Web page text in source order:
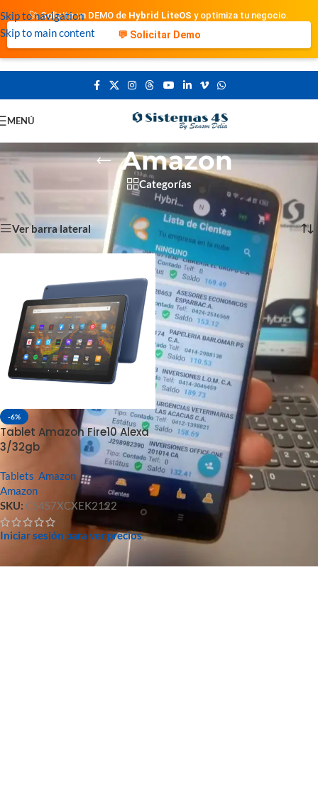
Skip to navigation
Skip to main content
🚀 Solicita un DEMO de Hybrid LiteOS y optimiza tu negocio.
💬 Solicitar Demo
MENÚ
Amazon
Categorías
Portada
Amazon Mostrando el único resultado
Ver barra lateral
-6%
Tablet Amazon Fire10 Alexa
3/32gb
Tablets, Amazon
Amazon
SKU: CS4S7XCXEK2122
Iniciar sesión para ver precios